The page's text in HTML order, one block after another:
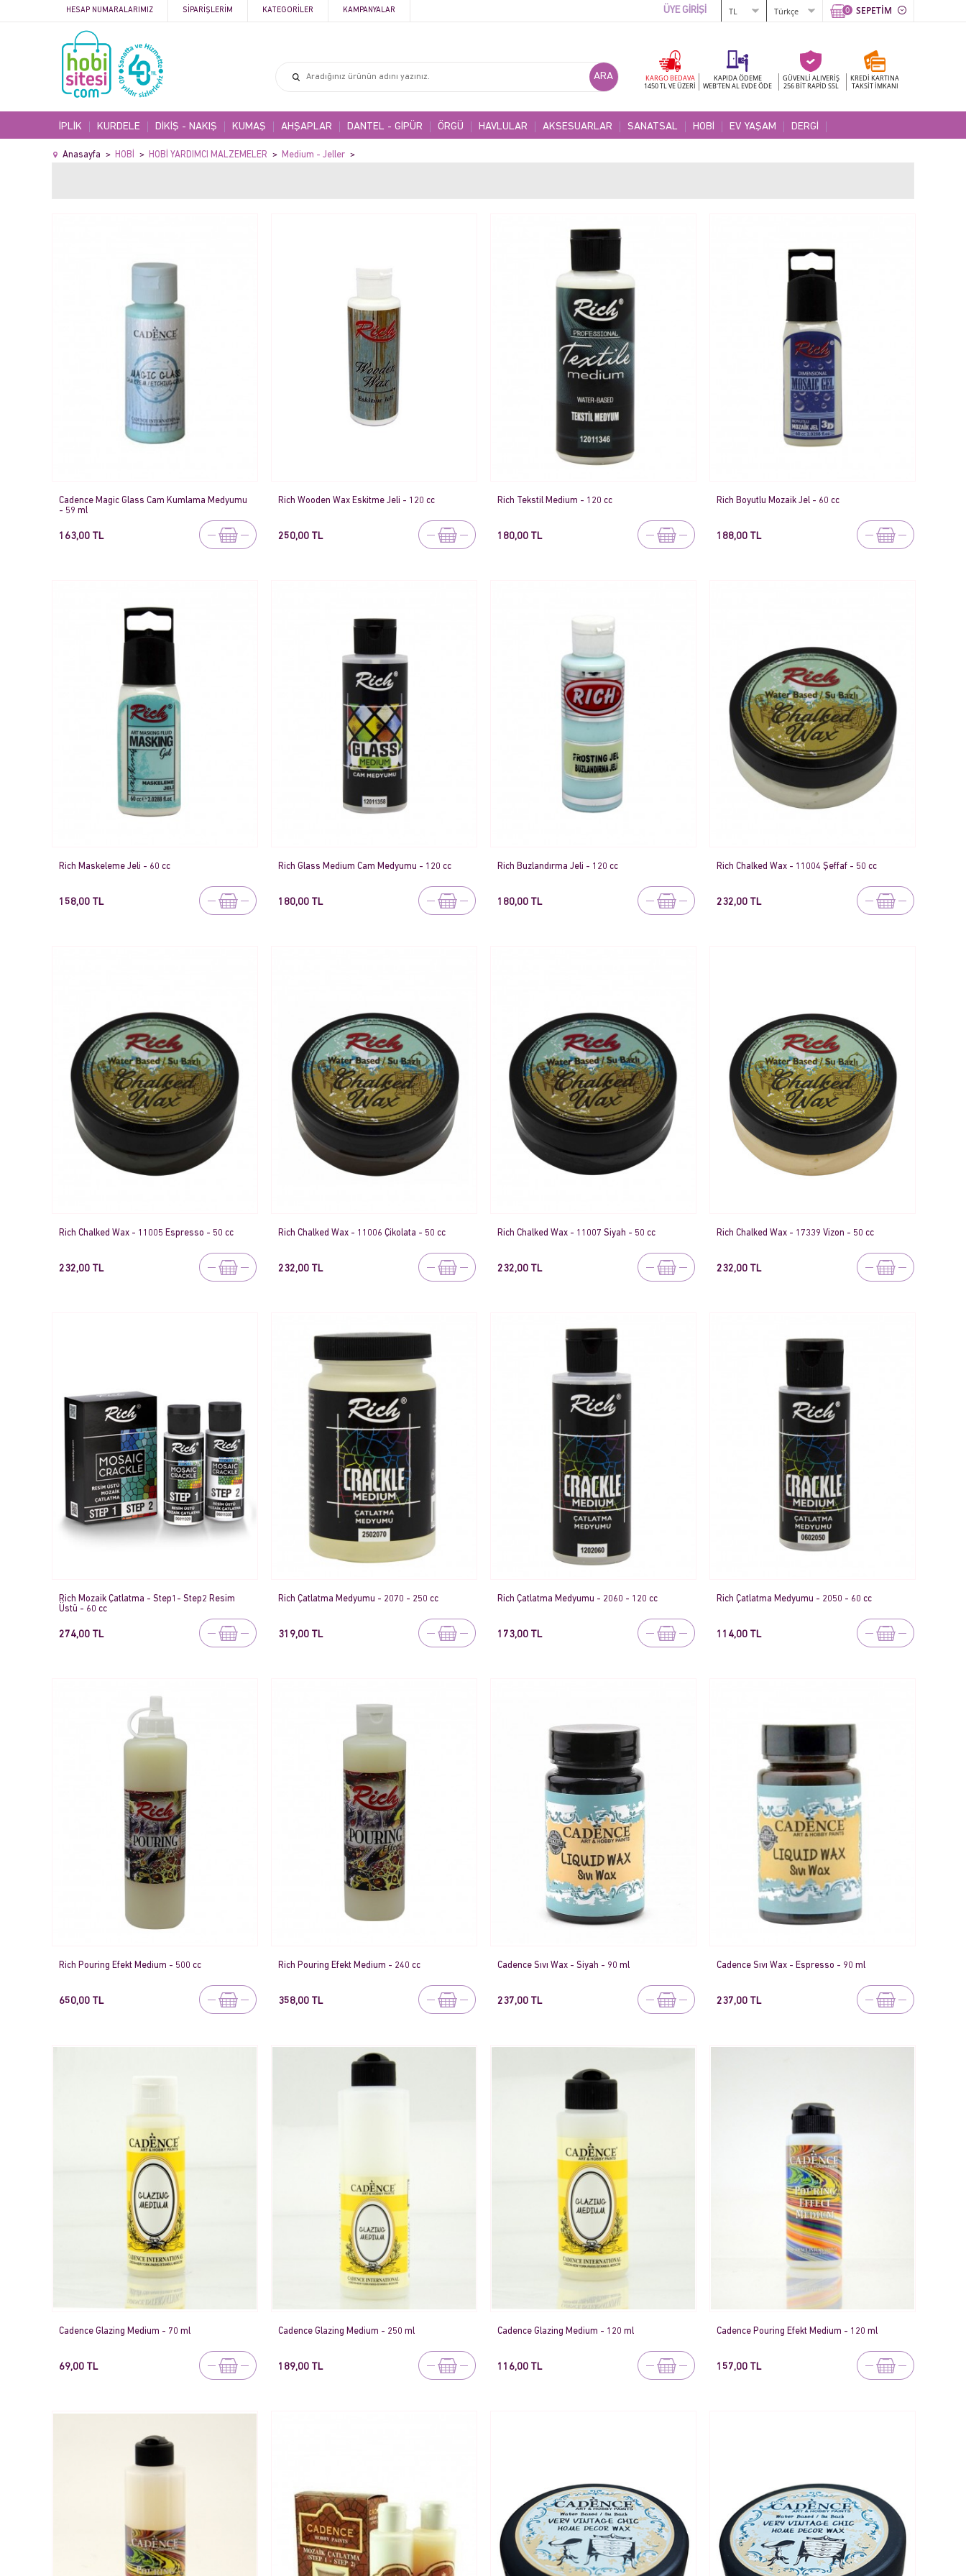
HESAP NUMARALARIMIZ SIPARIŞLERIM KATEGORILER KAMPANYALAR 0 SEPETİM
ÜYE GİRİŞİ
KARGO BEDAVA
1450 TL VE ÜZERİ
KAPIDA ÖDEME
WEB'TEN AL EVDE ÖDE
GÜVENLİ ALIVERİŞ
256 BİT RAPİD SSL
KREDİ KARTINA
TAKSİT İMKANI
İPLİK KURDELE DİKİŞ - NAKIŞ KUMAŞ AHŞAPLAR DANTEL - GİPÜR ÖRGÜ HAVLULAR AKSESUARLAR SANATSAL HOBİ EV YAŞAM DERGİ
Anasayfa HOBİ HOBİ YARDIMCI MALZEMELER Medium - Jeller
Cadence Magic Glass Cam Kumlama Medyumu
- 59 ml
163,00 TL
Rich Wooden Wax Eskitme Jeli - 120 cc
250,00 TL
Rich Tekstil Medium - 120 cc
180,00 TL
Rich Boyutlu Mozaik Jel - 60 cc
188,00 TL
Rich Maskeleme Jeli - 60 cc
158,00 TL
Rich Glass Medium Cam Medyumu - 120 cc
180,00 TL
Rich Buzlandırma Jeli - 120 cc
180,00 TL
Rich Chalked Wax - 11004 Şeffaf - 50 cc
232,00 TL
Rich Chalked Wax - 11005 Espresso - 50 cc
232,00 TL
Rich Chalked Wax - 11006 Çikolata - 50 cc
232,00 TL
Rich Chalked Wax - 11007 Siyah - 50 cc
232,00 TL
Rich Chalked Wax - 17339 Vizon - 50 cc
232,00 TL
Rich Mozaik Çatlatma - Step1- Step2 Resim
Üstü - 60 cc
274,00 TL
Rich Çatlatma Medyumu - 2070 - 250 cc
319,00 TL
Rich Çatlatma Medyumu - 2060 - 120 cc
173,00 TL
Rich Çatlatma Medyumu - 2050 - 60 cc
114,00 TL
Rich Pouring Efekt Medium - 500 cc
650,00 TL
Rich Pouring Efekt Medium - 240 cc
358,00 TL
Cadence Sıvı Wax - Siyah - 90 ml
237,00 TL
Cadence Sıvı Wax - Espresso - 90 ml
237,00 TL
Cadence Glazing Medium - 70 ml
69,00 TL
Cadence Glazing Medium - 250 ml
189,00 TL
Cadence Glazing Medium - 120 ml
116,00 TL
Cadence Pouring Efekt Medium - 120 ml
157,00 TL